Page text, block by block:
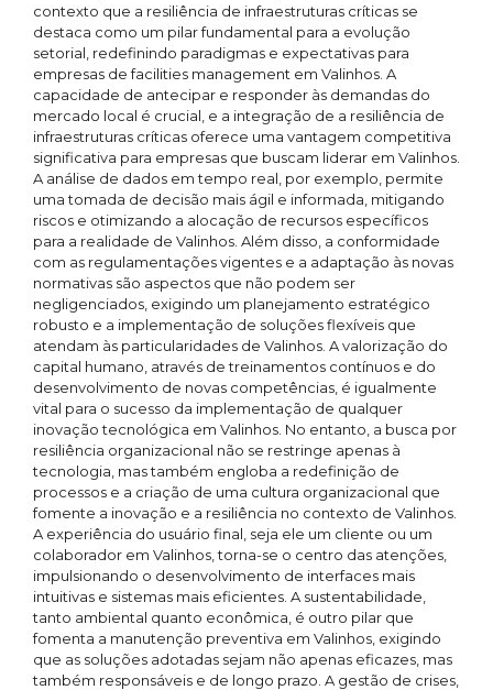
contexto que a resiliência de infraestruturas críticas se
destaca como um pilar fundamental para a evolução
setorial, redefinindo paradigmas e expectativas para
empresas de facilities management em Valinhos. A
capacidade de antecipar e responder às demandas do
mercado local é crucial, e a integração de a resiliência de
infraestruturas críticas oferece uma vantagem competitiva
significativa para empresas que buscam liderar em Valinhos.
A análise de dados em tempo real, por exemplo, permite
uma tomada de decisão mais ágil e informada, mitigando
riscos e otimizando a alocação de recursos específicos
para a realidade de Valinhos. Além disso, a conformidade
com as regulamentações vigentes e a adaptação às novas
normativas são aspectos que não podem ser
negligenciados, exigindo um planejamento estratégico
robusto e a implementação de soluções flexíveis que
atendam às particularidades de Valinhos. A valorização do
capital humano, através de treinamentos contínuos e do
desenvolvimento de novas competências, é igualmente
vital para o sucesso da implementação de qualquer
inovação tecnológica em Valinhos. No entanto, a busca por
resiliência organizacional não se restringe apenas à
tecnologia, mas também engloba a redefinição de
processos e a criação de uma cultura organizacional que
fomente a inovação e a resiliência no contexto de Valinhos.
A experiência do usuário final, seja ele um cliente ou um
colaborador em Valinhos, torna-se o centro das atenções,
impulsionando o desenvolvimento de interfaces mais
intuitivas e sistemas mais eficientes. A sustentabilidade,
tanto ambiental quanto econômica, é outro pilar que
fomenta a manutenção preventiva em Valinhos, exigindo
que as soluções adotadas sejam não apenas eficazes, mas
também responsáveis e de longo prazo. A gestão de crises,